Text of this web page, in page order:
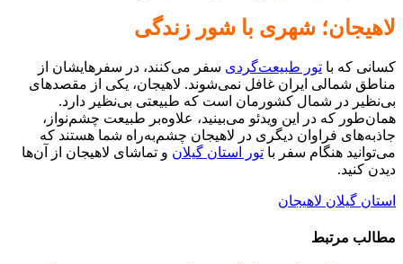
لاهیجان؛ شهری با شور زندگی
کسانی که با تور طبیعت‌گردی سفر می‌کنند، در سفرهایشان از
مناطق شمالی ایران غافل نمی‌شوند. لاهیجان، یکی از مقصدهای
بی‌نظیر در شمال کشورمان است که طبیعتی بی‌نظیر دارد.
همان‌طور که در این ویدئو می‌بینید، علاوه‌بر طبیعت چشم‌نواز،
جاذبه‌های فراوان دیگری در لاهیجان چشم‌به‌راه شما هستند که
می‌توانید هنگام سفر با تور استان گیلان و تماشای لاهیجان از آن‌ها
دیدن کنید.
استان گیلان لاهیجان
مطالب مرتبط